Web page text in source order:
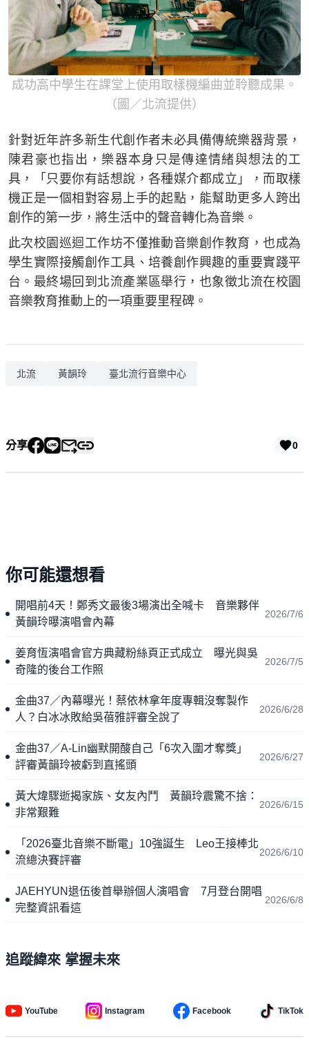
成功高中學生在課堂上使用取樣機編曲並聆聽成果。
（圖／北流提供）
針對近年許多新生代創作者未必具備傳統樂器背景，
陳君豪也指出，樂器本身只是傳達情緒與想法的工
具，「只要你有話想說，各種媒介都成立」，而取樣
機正是一個相對容易上手的起點，能幫助更多人跨出
創作的第一步，將生活中的聲音轉化為音樂。
此次校園巡迴工作坊不僅推動音樂創作教育，也成為
學生實際接觸創作工具、培養創作興趣的重要實踐平
台。最終場回到北流產業區舉行，也象徵北流在校園
音樂教育推動上的一項重要里程碑。
北流 黃韻玲 臺北流行音樂中心
分享 0
你可能還想看
開唱前4天！鄭秀文最後3場演出全喊卡 音樂夥伴
黃韻玲曝演唱會內幕
2026/7/6
姜育恆演唱會官方典藏粉絲頁正式成立 曝光與吳
奇隆的後台工作照
2026/7/5
金曲37／內幕曝光！蔡依林拿年度專輯沒奪製作
人？白冰冰敗給吳蓓雅評審全說了
2026/6/28
金曲37／A-Lin幽默開酸自己「6次入圍才奪獎」
評審黃韻玲被虧到直搖頭
2026/6/27
黃大煒驟逝揭家族、女友內鬥 黃韻玲震驚不捨：
非常艱難
2026/6/15
「2026臺北音樂不斷電」10強誕生 Leo王接棒北
流總決賽評審
2026/6/10
JAEHYUN退伍後首舉辦個人演唱會 7月登台開唱
完整資訊看這
2026/6/8
追蹤緯來 掌握未來
YouTube Instagram Facebook TikTok